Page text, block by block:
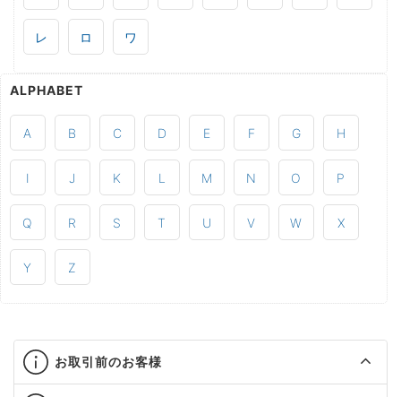
レ ロ ワ
ALPHABET
A B C D E F G H
I J K L M N O P
Q R S T U V W X
Y Z
お取引前のお客様